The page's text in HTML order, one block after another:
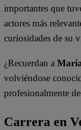
importantes que
actores más
curiosidades de su
¿Recuerdan a
volviéndose
profesionalmente
Carrera en